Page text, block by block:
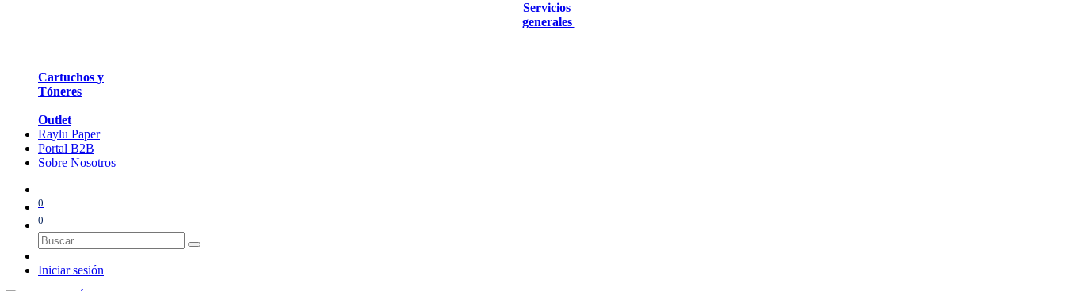
Servicios
generales
Cartuchos y
Tóneres
Outlet
Raylu Paper
Portal B2B
Sobre Nosotros
0
0
Iniciar sesión